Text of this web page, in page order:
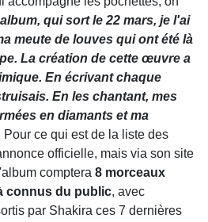
qui sort le 22 mars, je l'ai
meute de louves qui ont été là
La création de cette œuvre a
En écrivant chaque
En les chantant, mes
en diamants et ma
Pour ce qui est de la liste des
officielle, mais via son site
comptera 8 morceaux
connus du public, avec
par Shakira ces 7 dernières